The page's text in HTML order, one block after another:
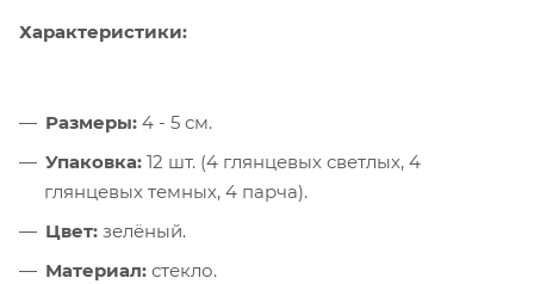
Характеристики:
Размеры: 4 - 5 см.
Упаковка: 12 шт. (4 глянцевых светлых, 4
глянцевых темных, 4 парча).
Цвет: зелёный.
Материал: стекло.